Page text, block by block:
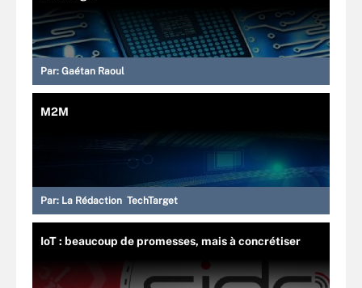
Par: Gaétan Raoul
M2M
Par: La Rédaction TechTarget
IoT : beaucoup de promesses, mais à concrétiser